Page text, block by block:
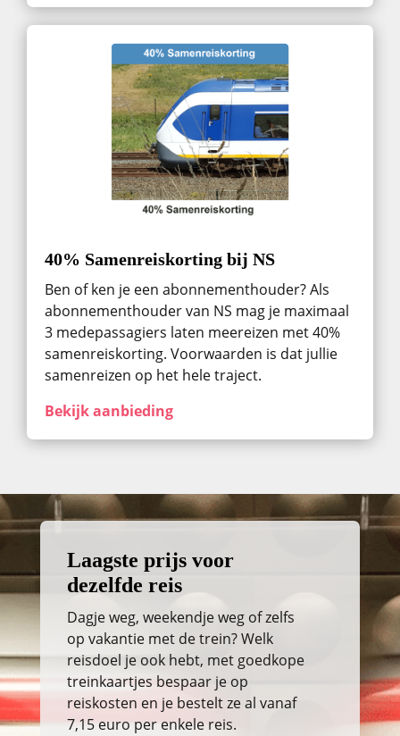
40% Samenreiskorting bij NS
Ben of ken je een abonnementhouder? Als
abonnementhouder van NS mag je maximaal
3 medepassagiers laten meereizen met 40%
samenreiskorting. Voorwaarden is dat jullie
samenreizen op het hele traject.
Bekijk aanbieding
Laagste prijs voor
dezelfde reis
Dagje weg, weekendje weg of zelfs
op vakantie met de trein? Welk
reisdoel je ook hebt, met goedkope
treinkaartjes bespaar je op
reiskosten en je bestelt ze al vanaf
7,15 euro per enkele reis.